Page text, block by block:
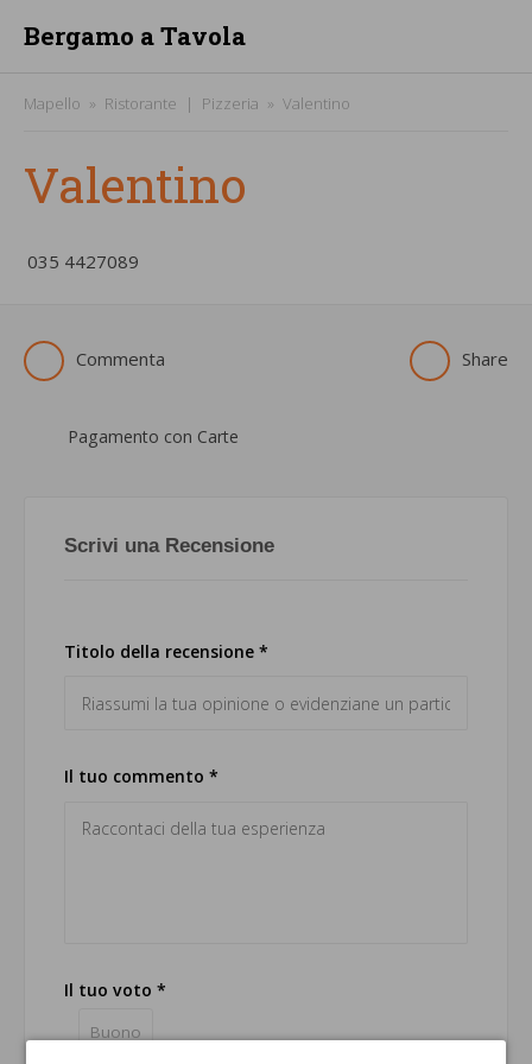
Bergamo a Tavola
Mapello Ristorante Pizzeria Valentino
Valentino
­035 4427089
Commenta Share
Pagamento con Carte
Scrivi una Recensione
Titolo della recensione *
Il tuo commento *
Il tuo voto *
Buono